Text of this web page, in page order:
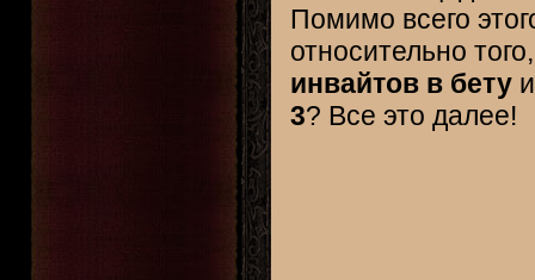
Помимо всего
относительно
инвайтов в бету
3? Все это далее!